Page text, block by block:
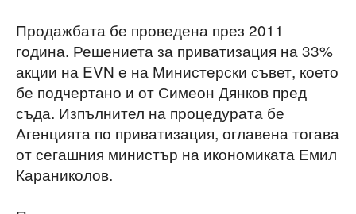
Продажбата бе проведена през 2011
година. Решениета за приватизация на 33%
акции на EVN е на Министерски съвет, което
бе подчертано и от Симеон Дянков пред
съда. Изпълнител на процедурата бе
Агенцията по приватизация, оглавена тогава
от сегашния министър на икономиката Емил
Караниколов.